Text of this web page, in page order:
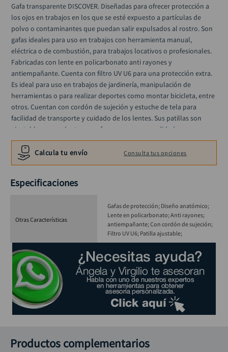
Gafa transparente DISCOVER. Diseñadas para ofrecer protección a
los ojos en trabajos en los que se esté expuesto a partículas de
polvo o contaminantes que puedan salir expulsados al rostro. Son
gafas ideales para uso en trabajos con herramienta manual,
eléctrica o de combustión, para trabajos locativos o profesionales.
Fabricadas con lente en policarbonato anti rayones y
antiempañante. Cuenta con filtro UV U6 para una protección extra.
Es ideal para uso en trabajos de jardinería, manipulación de
herramientas o para realizar deportes como montar bicicleta, entre
otros. Cuentan con cordón de sujeción y estuche de tela para
facilidad de transporte y cuidado de los lentes. Sus patillas son
ajustables para adaptarse y ofrecer mayor comodidad.
Calcula tu envío Consulta tus opciones
Especificaciones
Otras Características
Gafas de protección; Diseño anatómico;
Lente en policarbonato; Anti rayones;
antiempañante; Con cordón de sujeción;
Filtro UV U6; Patilla ajustable;
Productos complementarios
alicate